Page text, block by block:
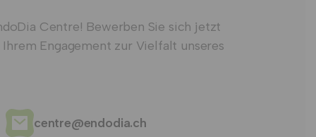
Centre! Bewerben Sie sich jetzt
Engagement zur Vielfalt unseres
centre@endodia.ch